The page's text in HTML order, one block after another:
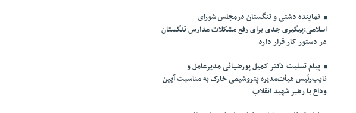
نماینده دشتی و تنگستان درمجلس شورای
اسلامی:پیگیری جدی برای رفع مشکلات مدارس تنگستان
در دستور کار قرار دارد
پیام تسلیت دکتر کمیل پورضیائی مدیرعامل و
نایب‌رئیس هیأت‌مدیره پتروشیمی خارک به مناسبت آیین
وداع با رهبر شهید انقلاب